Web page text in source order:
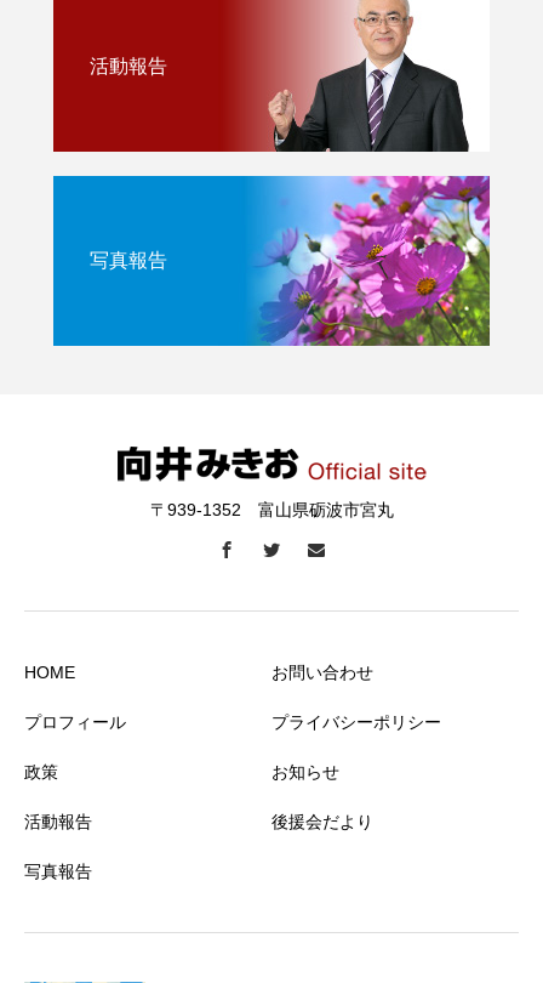
活動報告
写真報告
〒939-1352 富山県砺波市宮丸
HOME
プロフィール
政策
活動報告
写真報告
お問い合わせ
プライバシーポリシー
お知らせ
後援会だより